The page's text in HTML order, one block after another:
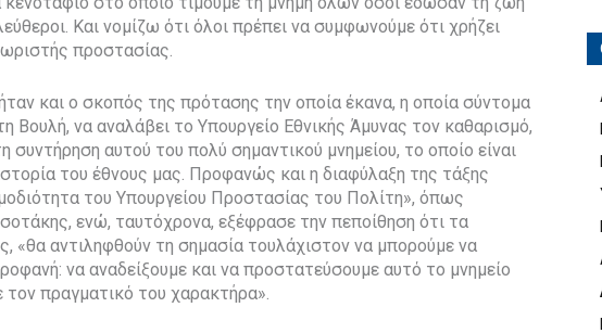
Και νομίζω ότι όλοι πρέπει να συμφωνούμε ότι χρήζει
προστασίας.
και ο σκοπός της πρότασης την οποία έκανα, η οποία σύντομα
Βουλή, να αναλάβει το Υπουργείο Εθνικής Άμυνας τον καθαρισμό,
συντήρηση αυτού του πολύ σημαντικού μνημείου, το οποίο είναι
του έθνους μας. Προφανώς και η διαφύλαξη της τάξης
του Υπουργείου Προστασίας του Πολίτη», όπως
ενώ, ταυτόχρονα, εξέφρασε την πεποίθηση ότι τα
«θα αντιληφθούν τη σημασία τουλάχιστον να μπορούμε να
να αναδείξουμε και να προστατεύσουμε αυτό το μνημείο
πραγματικό του χαρακτήρα».